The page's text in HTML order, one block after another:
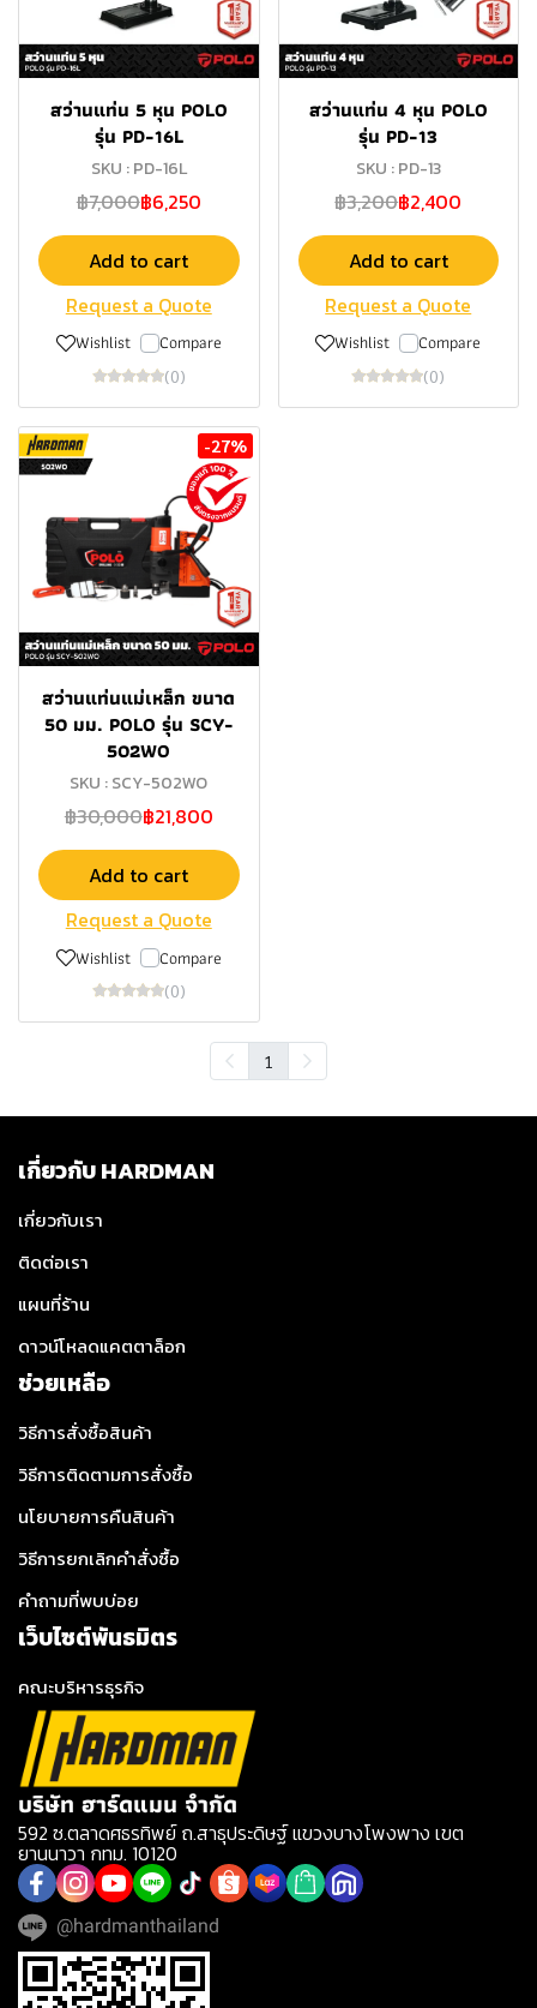
สว่านแท่น 5 หุน POLO
รุ่น PD-16L
SKU : PD-16L
฿7,000฿6,250
Add to cart
Request a Quote
Wishlist Compare
(0)
สว่านแท่น 4 หุน POLO
รุ่น PD-13
SKU : PD-13
฿3,200฿2,400
Add to cart
Request a Quote
Wishlist Compare
(0)
-27%
สว่านแท่นแม่เหล็ก ขนาด
50 มม. POLO รุ่น SCY-
502WO
SKU : SCY-502WO
฿30,000฿21,800
Add to cart
Request a Quote
Wishlist Compare
(0)
1
เกี่ยวกับ HARDMAN
เกี่ยวกับเรา
ติดต่อเรา
แผนที่ร้าน
ดาวน์โหลดแคตตาล็อก
ช่วยเหลือ
วิธีการสั่งซื้อสินค้า
วิธีการติดตามการสั่งซื้อ
นโยบายการคืนสินค้า
วิธีการยกเลิกคำสั่งซื้อ
คำถามที่พบบ่อย
เว็บไซต์พันธมิตร
คณะบริหารธุรกิจ
บริษัท ฮาร์ดแมน จำกัด
592 ซ.ตลาดศธรทิพย์ ถ.สาธุประดิษฐ์ แขวงบางโพงพาง เขต
ยานนาวา กทม. 10120
@hardmanthailand